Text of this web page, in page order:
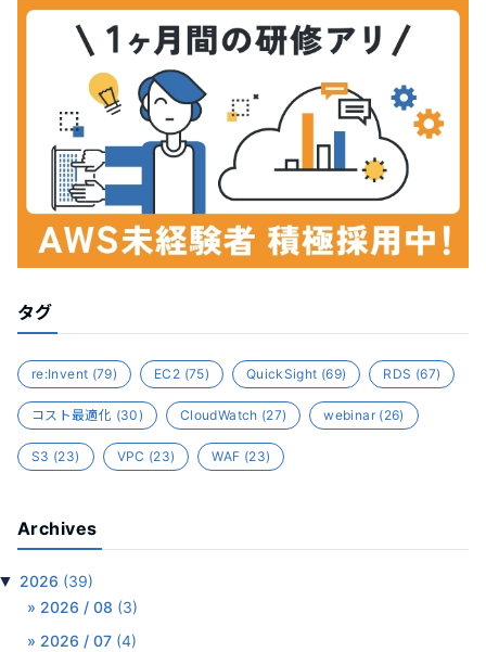
タグ
re:Invent (79) EC2 (75) QuickSight (69) RDS (67)
コスト最適化 (30) CloudWatch (27) webinar(26)
S3 (23) VPC (23) WAF (23)
Archives
2026 (39)
2026 / 08 (3)
2026 / 07 (4)